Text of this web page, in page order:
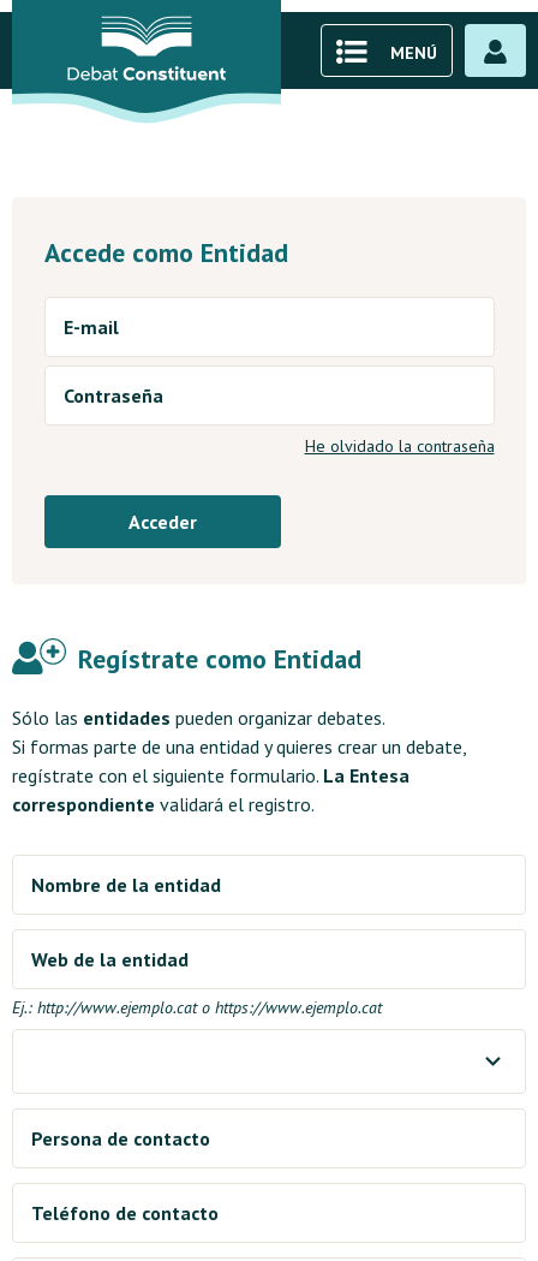
MENÚ
Accede como Entidad
E-mail
Contraseña
He olvidado la contraseña
Acceder
Regístrate como Entidad
Sólo las entidades pueden organizar debates.
Si formas parte de una entidad y quieres crear un debate,
regístrate con el siguiente formulario. La Entesa
correspondiente validará el registro.
Nombre de la entidad
Web de la entidad
Ej.: http://www.ejemplo.cat o https://www.ejemplo.cat
Municipio de la entidad
Persona de contacto
Teléfono de contacto